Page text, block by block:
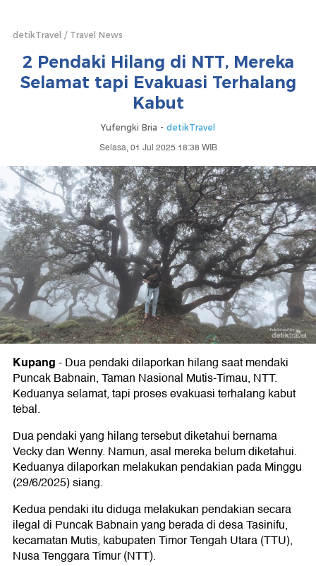
detikTravel Travel News
2 Pendaki Hilang di NTT, Mereka
Selamat tapi Evakuasi Terhalang
Kabut
Yufengki Bria - detikTravel
Selasa, 01 Jul 2025 18:38 WIB
Kupang-Dua pendaki dilaporkan hilang saat mendaki
Puncak Babnain, Taman Nasional Mutis-Timau, NTT.
Keduanya selamat, tapi proses evakuasi terhalang kabut
tebal.
Dua pendaki yang hilang tersebut diketahui bernama
Vecky dan Wenny. Namun, asal mereka belum diketahui.
Keduanya dilaporkan melakukan pendakian pada Minggu
(29/6/2025) siang.
Kedua pendaki itu diduga melakukan pendakian secara
ilegal di Puncak Babnain yang berada di desa Tasinifu,
kecamatan Mutis, kabupaten Timor Tengah Utara (TTU),
Nusa Tenggara Timur (NTT).